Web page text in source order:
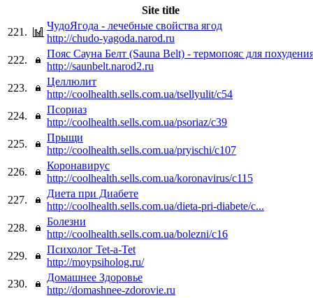
Site title
221.
ЧудоЯгода - лечебные свойства ягод
http://chudo-yagoda.narod.ru
222.
Пояс Сауна Белт (Sauna Belt) - термопояс для
http://saunbelt.narod2.ru
223.
Целлюлит
http://coolhealth.sells.com.ua/tsellyulit/c54
224.
Псориаз
http://coolhealth.sells.com.ua/psoriaz/c39
225.
Прыщи
http://coolhealth.sells.com.ua/pryischi/c107
226.
Коронавирус
http://coolhealth.sells.com.ua/koronavirus/c115
227.
Диета при Диабете
http://coolhealth.sells.com.ua/dieta-pri-diabete/c...
228.
Болезни
http://coolhealth.sells.com.ua/bolezni/c16
229.
Психолог Tet-a-Tet
http://moypsiholog.ru/
230.
Домашнее Здоровье
http://domashnee-zdorovie.ru